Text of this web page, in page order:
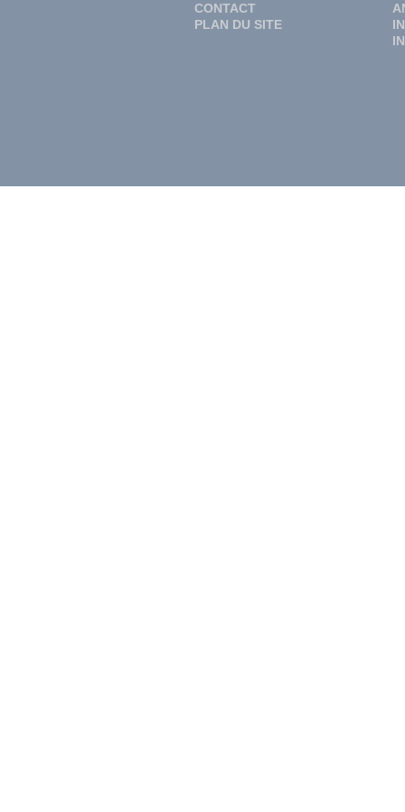
CONTACT
PLAN DU SITE